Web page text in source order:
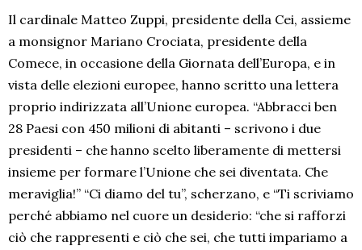
Il cardinale Matteo Zuppi, presidente della Cei, assieme
a monsignor Mariano Crociata, presidente della
Comece, in occasione della Giornata dell’Europa, e in
vista delle elezioni europee, hanno scritto una lettera
proprio indirizzata all’Unione europea. “Abbracci ben
28 Paesi con 450 milioni di abitanti – scrivono i due
presidenti – che hanno scelto liberamente di mettersi
insieme per formare l’Unione che sei diventata. Che
meraviglia!” “Ci diamo del tu”, scherzano, e “Ti scriviamo
perché abbiamo nel cuore un desiderio: “che si rafforzi
ciò che rappresenti e ciò che sei, che tutti impariamo a